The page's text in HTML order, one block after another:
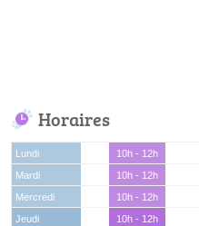
Horaires
Lundi 10h - 12h
Mardi
10h - 12h
Mercredi
10h - 12h
Jeudi
10h - 12h